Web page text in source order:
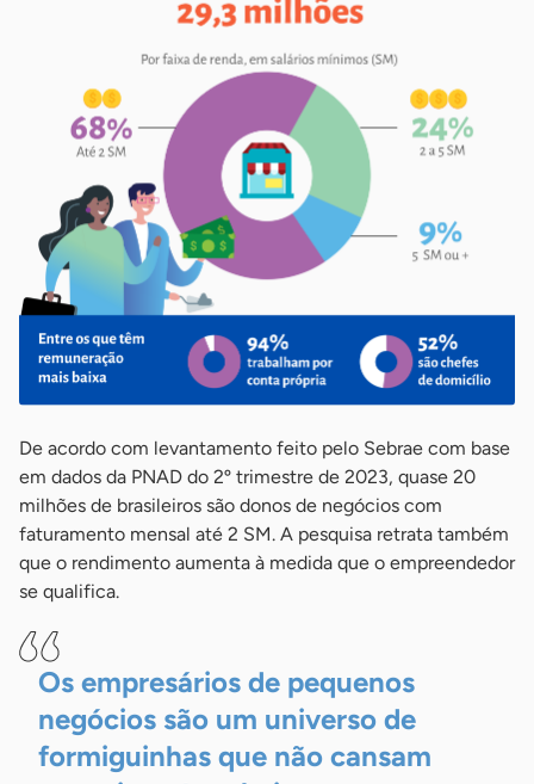
De acordo com levantamento feito pelo Sebrae com base
em dados da PNAD do 2º trimestre de 2023, quase 20
milhões de brasileiros são donos de negócios com
faturamento mensal até 2 SM. A pesquisa retrata também
que o rendimento aumenta à medida que o empreendedor
se qualifica.
Os empresários de pequenos
negócios são um universo de
formiguinhas que não cansam